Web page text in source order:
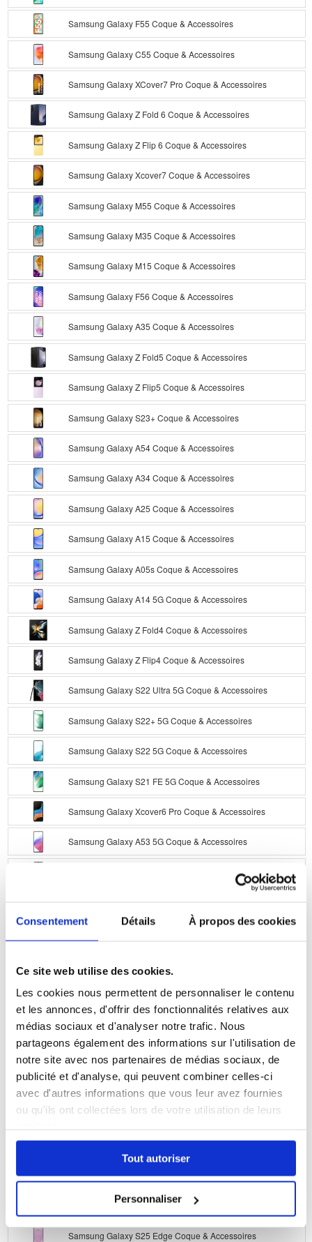
Consentement Détails À propos des cookies
Ce site web utilise des cookies.
Les cookies nous permettent de personnaliser le contenu
et les annonces, d'offrir des fonctionnalités relatives aux
médias sociaux et d'analyser notre trafic. Nous
partageons également des informations sur l'utilisation de
notre site avec nos partenaires de médias sociaux, de
publicité et d'analyse, qui peuvent combiner celles-ci
avec d'autres informations que vous leur avez fournies
ou qu'ils ont collectées lors de votre utilisation de leurs
Tout autoriser
Personnaliser
Samsung Galaxy F55 Coque & Accessoires
Samsung Galaxy C55 Coque & Accessoires
Samsung Galaxy XCover7 Pro Coque & Accessoires
Samsung Galaxy Z Fold 6 Coque & Accessoires
Samsung Galaxy Z Flip 6 Coque & Accessoires
Samsung Galaxy Xcover7 Coque & Accessoires
Samsung Galaxy M55 Coque & Accessoires
Samsung Galaxy M35 Coque & Accessoires
Samsung Galaxy M15 Coque & Accessoires
Samsung Galaxy F56 Coque & Accessoires
Samsung Galaxy A35 Coque & Accessoires
Samsung Galaxy Z Fold5 Coque & Accessoires
Samsung Galaxy Z Flip5 Coque & Accessoires
Samsung Galaxy S23+ Coque & Accessoires
Samsung Galaxy A54 Coque & Accessoires
Samsung Galaxy A34 Coque & Accessoires
Samsung Galaxy A25 Coque & Accessoires
Samsung Galaxy A15 Coque & Accessoires
Samsung Galaxy A05s Coque & Accessoires
Samsung Galaxy A14 5G Coque & Accessoires
Samsung Galaxy Z Fold4 Coque & Accessoires
Samsung Galaxy Z Flip4 Coque & Accessoires
Samsung Galaxy S22 Ultra 5G Coque & Accessoires
Samsung Galaxy S22+ 5G Coque & Accessoires
Samsung Galaxy S22 5G Coque & Accessoires
Samsung Galaxy S21 FE 5G Coque & Accessoires
Samsung Galaxy Xcover6 Pro Coque & Accessoires
Samsung Galaxy A53 5G Coque & Accessoires
Samsung Galaxy A33 5G Coque & Accessoires
Samsung Galaxy A04s Coque & Accessoires
Samsung Galaxy A42 5G Coque & Accessoires
Samsung Galaxy Z Fold3 5G Coque & Accessoires
Samsung Galaxy Z Flip3 5G Coque & Accessoires
Samsung Galaxy S21 Ultra 5G Coque & Accessoires
Samsung Galaxy S21+ 5G Coque & Accessoires
Samsung Galaxy S21 5G Coque & Accessoires
Samsung Galaxy S24 FE Coque & Accessoires
Samsung Galaxy S25 Edge Coque & Accessoires